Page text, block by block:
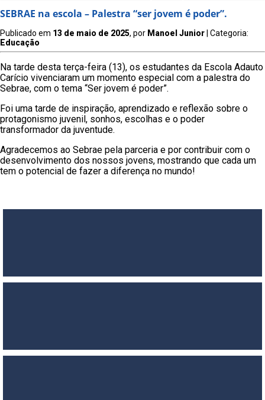
SEBRAE na escola – Palestra “ser jovem é poder”.
Publicado em 13 de maio de 2025, por Manoel Junior | Categoria:
Educação
Na tarde desta terça-feira (13), os estudantes da Escola Adauto
Carício vivenciaram um momento especial com a palestra do
Sebrae, com o tema “Ser jovem é poder”.
Foi uma tarde de inspiração, aprendizado e reflexão sobre o
protagonismo juvenil, sonhos, escolhas e o poder
transformador da juventude.
Agradecemos ao Sebrae pela parceria e por contribuir com o
desenvolvimento dos nossos jovens, mostrando que cada um
tem o potencial de fazer a diferença no mundo!